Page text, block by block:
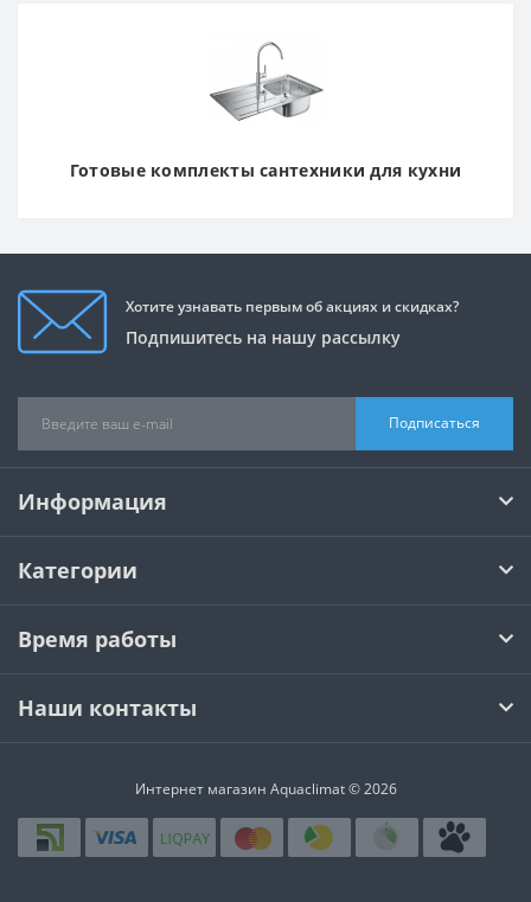
Готовые комплекты сантехники для кухни
Хотите узнавать первым об акциях и скидках?
Подпишитесь на нашу рассылку
Подписаться
Информация
Категории
Время работы
Наши контакты
Интернет магазин Aquaclimat © 2026